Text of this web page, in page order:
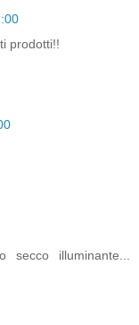
prodotti!!
illuminante...